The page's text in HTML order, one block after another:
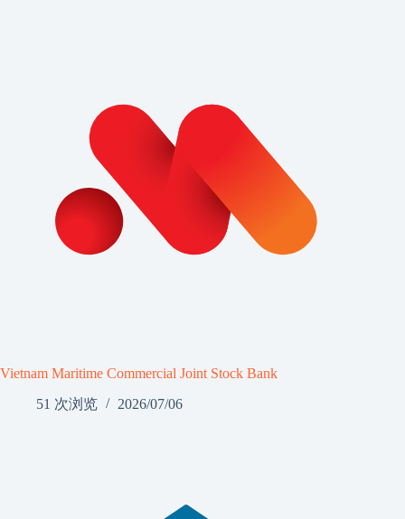
Vietnam Maritime Commercial Joint Stock Bank
51 次浏览
2026/07/06